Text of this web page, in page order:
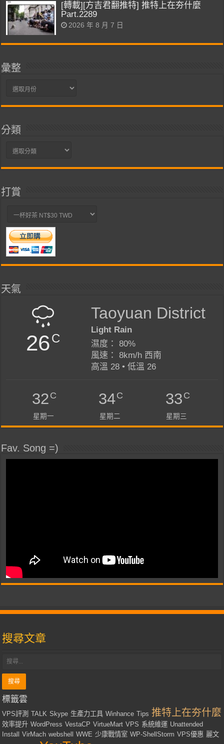
[轉載][方吉君翻推特] 推特上在夯什麼
Part.2289
2026 年 8 月 7 日
彙整
彙
分類
分
打賞
天氣
26C
Taoyuan District
Light Rain
濕度： 80%
風速： 8km/h 西南
高溫 28 • 低溫 26
32C
星期一
34C
星期二
33C
星期三
Fav. Song =)
搜尋文章
標籤雲
VPS評測 TALK Skype 生產力工具 Winhance Tips 推特上在夯什麼
效率提升 WordPress VestaCP VirtueMart VPS 系統維運 Unattended
Install
VirMach webshell WWE 少康戰情室 WP-ShellStorm VPS優惠 麗文